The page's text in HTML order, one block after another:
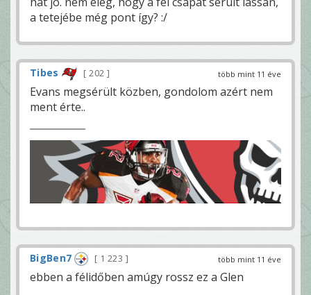
a tetejébe még pont így? :/
több mint 11 éve
Tibes 202
Evans megsérült közben, gondolom azért nem
ment érte..
több mint 11 éve
BigBen7 1 223
ebben a félidőben amúgy rossz ez a Glen